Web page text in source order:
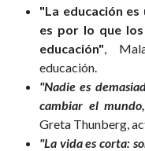
"La educación
es por lo que
educación" ,
educación.
"Nadie es
cambiar el
Greta Thunberg,
"La vida es corta: